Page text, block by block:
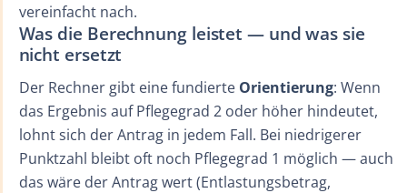
vereinfacht nach.
Was die Berechnung leistet — und was sie
nicht ersetzt
Der Rechner gibt eine fundierte Orientierung: Wenn
das Ergebnis auf Pflegegrad 2 oder höher hindeutet,
lohnt sich der Antrag in jedem Fall. Bei niedrigerer
Punktzahl bleibt oft noch Pflegegrad 1 möglich — auch
das wäre der Antrag wert (Entlastungsbetrag,